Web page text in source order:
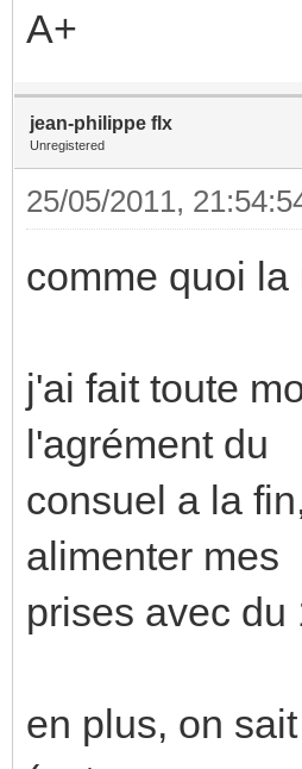
A+
jean-philippe flx
Unregistered
25/05/2011,
comme quoi
j'ai fait toute
l'agrément du
consuel a la
alimenter mes
prises avec du
en plus, on